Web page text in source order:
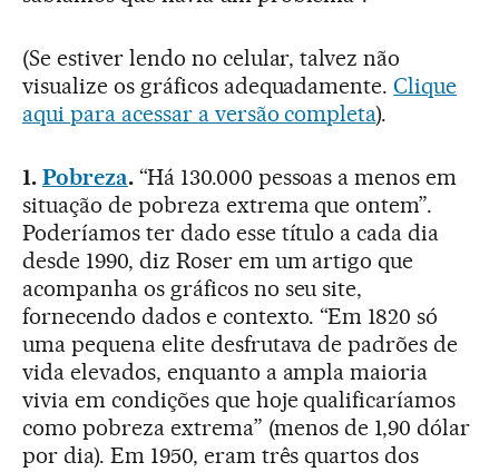
(Se estiver lendo no celular, talvez não
visualize os gráficos adequadamente.Clique
aqui para acessar a versão completa).
1. Pobreza. “Há 130.000 pessoas a menos em
situação de pobreza extrema que ontem”.
Poderíamos ter dado esse título a cada dia
desde 1990, diz Roser em um artigo que
acompanha os gráficos no seu site,
fornecendo dados e contexto. “Em 1820 só
uma pequena elite desfrutava de padrões de
vida elevados, enquanto a ampla maioria
vivia em condições que hoje qualificaríamos
como pobreza extrema” (menos de 1,90 dólar
por dia). Em 1950, eram três quartos dos